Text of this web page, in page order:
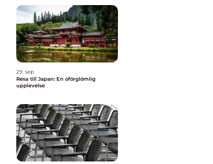
29. sep
Resa till Japan: En oförglömlig
upplevelse